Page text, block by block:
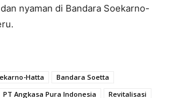
nyaman di Bandara Soekarno-
Hatta
Bandara Soetta
PT Angkasa Pura Indonesia
Revitalisasi